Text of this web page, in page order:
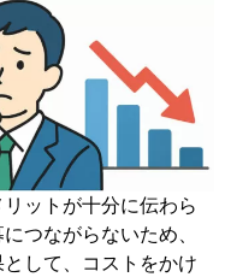
ットが十分に伝わら
つながらないため、
して、コストをかけ